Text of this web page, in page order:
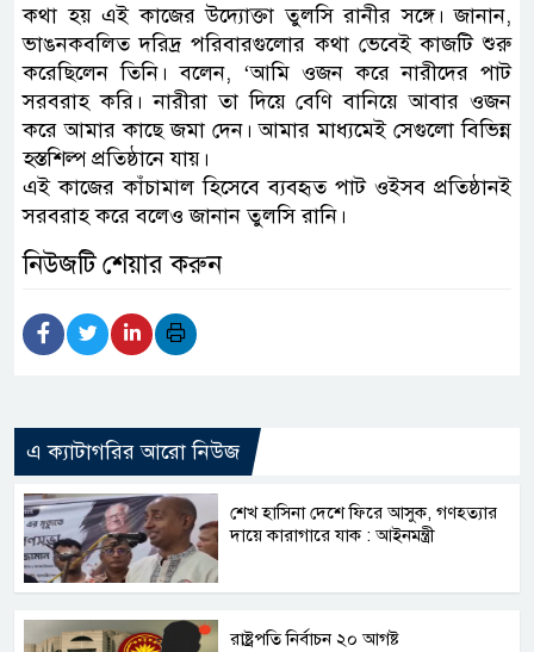
কথা হয় এই কাজের উদ্যোক্তা তুলসি রানীর সঙ্গে। জানান,
ভাঙনকবলিত দরিদ্র পরিবারগুলোর কথা ভেবেই কাজটি শুরু
করেছিলেন তিনি। বলেন, ‘আমি ওজন করে নারীদের পাট
সরবরাহ করি। নারীরা তা দিয়ে বেণি বানিয়ে আবার ওজন
করে আমার কাছে জমা দেন। আমার মাধ্যমেই সেগুলো বিভিন্ন
হস্তশিল্প প্রতিষ্ঠানে যায়।
এই কাজের কাঁচামাল হিসেবে ব্যবহৃত পাট ওইসব প্রতিষ্ঠানই
সরবরাহ করে বলেও জানান তুলসি রানি।
নিউজটি শেয়ার করুন
এ ক্যাটাগরির আরো নিউজ
শেখ হাসিনা দেশে ফিরে আসুক, গণহত্যার
দায়ে কারাগারে যাক : আইনমন্ত্রী
রাষ্ট্রপতি নির্বাচন ২০ আগষ্ট